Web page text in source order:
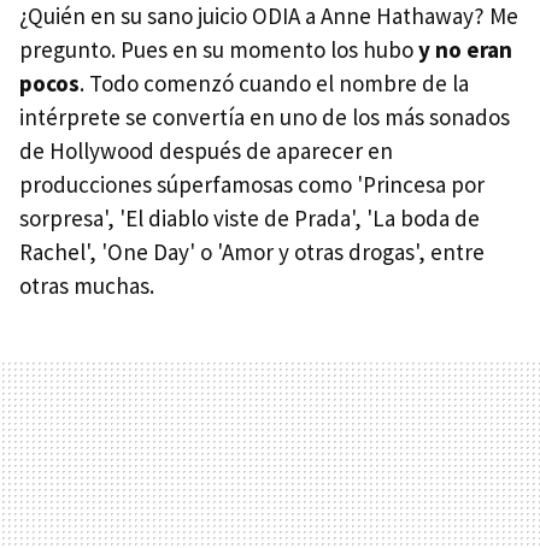
¿Quién en su sano juicio ODIA a Anne Hathaway? Me
pregunto. Pues en su momento los huboy no eran
pocos. Todo comenzó cuando el nombre de la
intérprete se convertía en uno de los más sonados
de Hollywood después de aparecer en
producciones súperfamosas como 'Princesa por
sorpresa', 'El diablo viste de Prada', 'La boda de
Rachel', 'One Day' o 'Amor y otras drogas', entre
otras muchas.